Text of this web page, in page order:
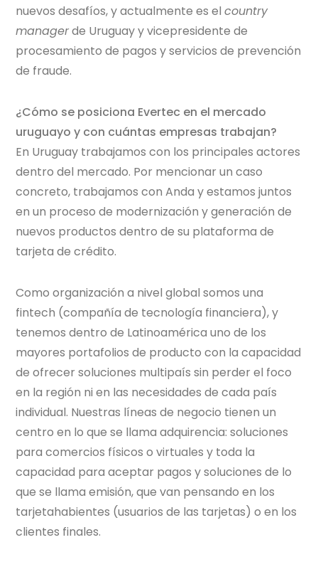
nuevos desafíos, y actualmente es elcountry
managerde Uruguay y vicepresidente de
procesamiento de pagos y servicios de prevención
de fraude.
¿Cómo se posiciona Evertec en el mercado
uruguayo y con cuántas empresas trabajan?
En Uruguay trabajamos con los principales actores
dentro del mercado. Por mencionar un caso
concreto, trabajamos con Anda y estamos juntos
en un proceso de modernización y generación de
nuevos productos dentro de su plataforma de
tarjeta de crédito.
Como organización a nivel global somos una
fintech (compañía de tecnología financiera), y
tenemos dentro de Latinoamérica uno de los
mayores portafolios de producto con la capacidad
de ofrecer soluciones multipaís sin perder el foco
en la región ni en las necesidades de cada país
individual. Nuestras líneas de negocio tienen un
centro en lo que se llama adquirencia: soluciones
para comercios físicos o virtuales y toda la
capacidad para aceptar pagos y soluciones de lo
que se llama emisión, que van pensando en los
tarjetahabientes (usuarios de las tarjetas) o en los
clientes finales.